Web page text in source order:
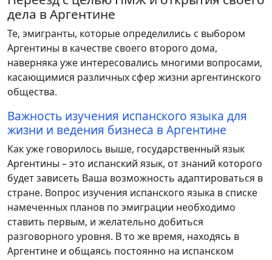
дела в Аргентине
Те, эмигранты, которые определились с выбором
Аргентины в качестве своего второго дома,
наверняка уже интересовались многими вопросами,
касающимися различных сфер жизни аргентинского
общества.
Важность изучения испанского языка для
жизни и ведения бизнеса в Аргентине
Как уже говорилось выше, государственный язык
Аргентины – это испанский язык, от знаний которого
будет зависеть Ваша возможность адаптироваться в
стране. Вопрос изучения испанского языка в списке
намеченных планов по эмиграции необходимо
ставить первым, и желательно добиться
разговорного уровня. В то же время, находясь в
Аргентине и общаясь постоянно на испанском